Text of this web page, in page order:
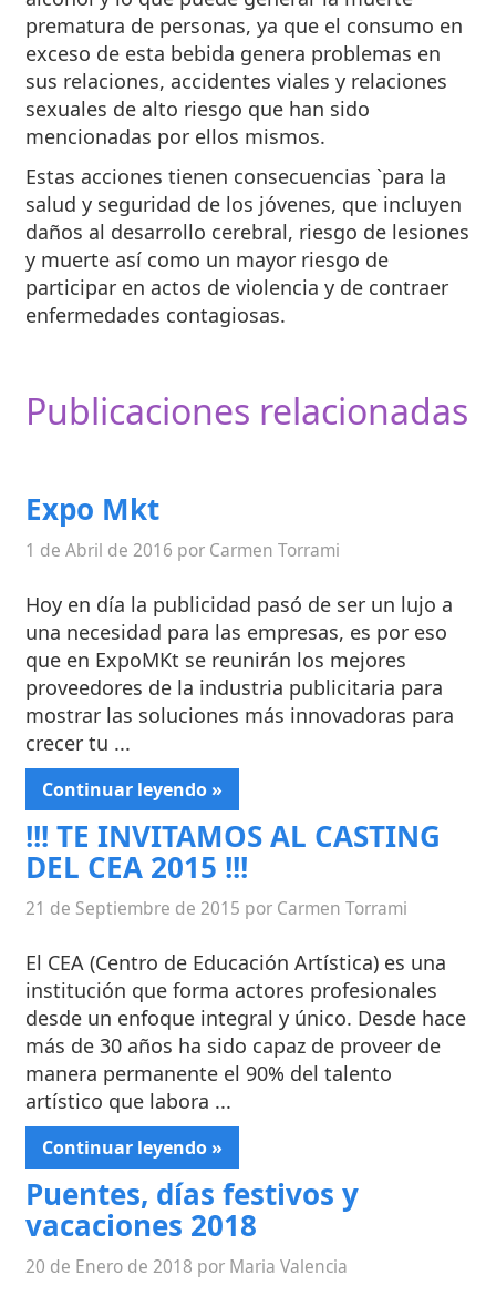
prematura de personas, ya que el consumo en
exceso de esta bebida genera problemas en
sus relaciones, accidentes viales y relaciones
sexuales de alto riesgo que han sido
mencionadas por ellos mismos.
Estas acciones tienen consecuencias `para la
salud y seguridad de los jóvenes, que incluyen
daños al desarrollo cerebral, riesgo de lesiones
y muerte así como un mayor riesgo de
participar en actos de violencia y de contraer
enfermedades contagiosas.
Publicaciones relacionadas
Expo Mkt
1 de Abril de 2016 por Carmen Torrami
Hoy en día la publicidad pasó de ser un lujo a
una necesidad para las empresas, es por eso
que en ExpoMKt se reunirán los mejores
proveedores de la industria publicitaria para
mostrar las soluciones más innovadoras para
crecer tu ...
Continuar leyendo »
!!! TE INVITAMOS AL CASTING
DEL CEA 2015 !!!
21 de Septiembre de 2015 por Carmen Torrami
El CEA (Centro de Educación Artística) es una
institución que forma actores profesionales
desde un enfoque integral y único. Desde hace
más de 30 años ha sido capaz de proveer de
manera permanente el 90% del talento
artístico que labora ...
Continuar leyendo »
Puentes, días festivos y
vacaciones 2018
20 de Enero de 2018 por Maria Valencia